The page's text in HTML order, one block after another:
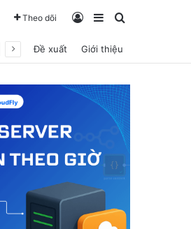
Theo dõi Log InSidebarTìm kiếm
Đề xuất Giới thiệu